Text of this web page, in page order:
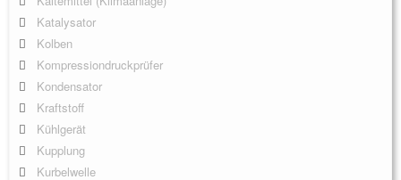
Katalysator
Kolben
Kompressiondruckprüfer
Kondensator
Kraftstoff
Kühlgerät
Kupplung
Kurbelwelle